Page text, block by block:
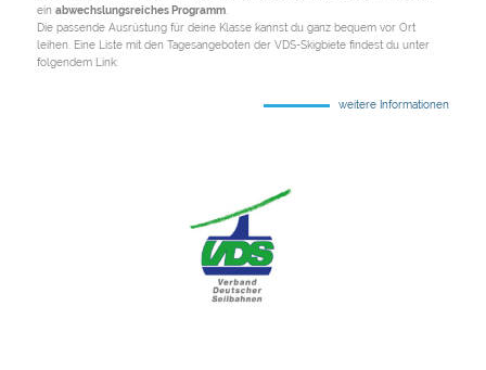
ein abwechslungsreiches Programm
Die passende Ausrüstung für deine Klasse kannst du ganz bequem vor Ort
leihen. Eine Liste mit den Tagesangeboten der VDS-Skigbiete findest du unter
folgendem Link:
weitere Informationen